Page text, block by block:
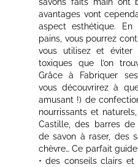
avantages vont
aspect esthétique.
pains, vous pourrez
vous utilisez et éviter
toxiques que l’on
Grâce à Fabriquer
vous découvrirez à
amusant !) de
nourrissants et
Castille, des barres
de savon à raser, des
chèvre… Ce parfait
• des conseils clairs